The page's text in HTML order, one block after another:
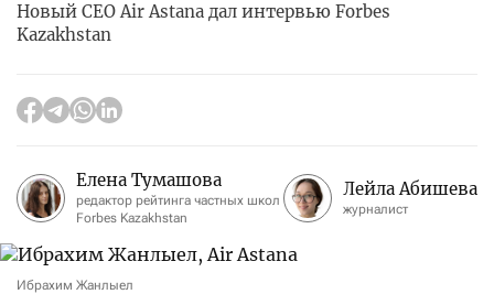
Новый CEO Air Astana дал интервью Forbes
Kazakhstan
Елена Тумашова
редактор рейтинга частных школ
Forbes Kazakhstan
Лейла Абишева
журналист
Ибрахим Жанлыел